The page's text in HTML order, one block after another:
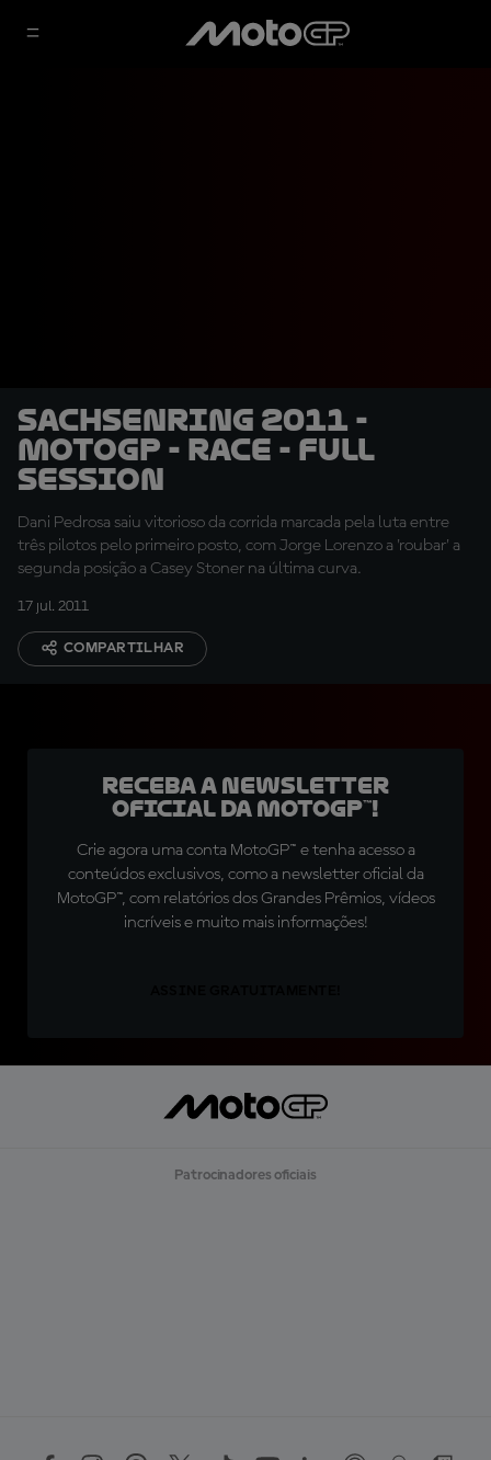
Sachsenring 2011 -
MotoGP - Race - Full
session
Dani Pedrosa saiu vitorioso da corrida marcada pela luta entre
três pilotos pelo primeiro posto, com Jorge Lorenzo a 'roubar' a
segunda posição a Casey Stoner na última curva.
17 jul. 2011
COMPARTILHAR
Receba a newsletter
oficial da MotoGP™!
Crie agora uma conta MotoGP™ e tenha acesso a
conteúdos exclusivos, como a newsletter oficial da
MotoGP™, com relatórios dos Grandes Prêmios, vídeos
incríveis e muito mais informações!
Patrocinadores oficiais